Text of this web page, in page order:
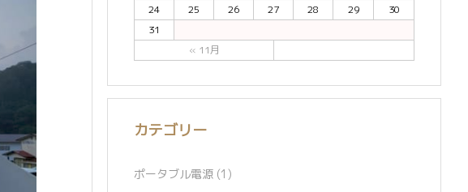
24
25 26 27 28 29
30
31
« 11月
カテゴリー
ポータブル電源 (1)